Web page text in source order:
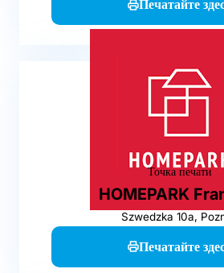
Печатайте
Точка печати
HOMEPARK
Szwedzka 10a,
Печатайте